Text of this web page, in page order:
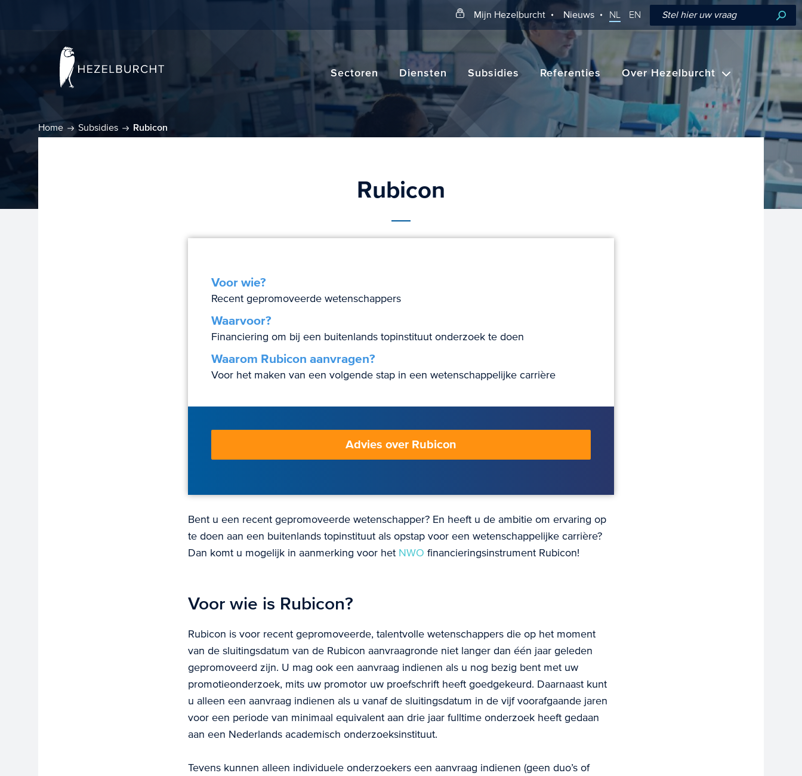
Mijn Hezelburcht Nieuws NL EN
Zoeken
Sectoren Diensten Subsidies Referenties Over Hezelburcht
Home Subsidies Rubicon
Rubicon
Voor wie?
Recent gepromoveerde wetenschappers
Waarvoor?
Financiering om bij een buitenlands topinstituut onderzoek te doen
Waarom Rubicon aanvragen?
Voor het maken van een volgende stap in een wetenschappelijke carrière
Advies over Rubicon
Bent u een recent gepromoveerde wetenschapper? En heeft u de ambitie om ervaring op
te doen aan een buitenlands topinstituut als opstap voor een wetenschappelijke carrière?
Dan komt u mogelijk in aanmerking voor het NWO financieringsinstrument Rubicon!
Voor wie is Rubicon?
Rubicon is voor recent gepromoveerde, talentvolle wetenschappers die op het moment
van de sluitingsdatum van de Rubicon aanvraagronde niet langer dan één jaar geleden
gepromoveerd zijn. U mag ook een aanvraag indienen als u nog bezig bent met uw
promotieonderzoek, mits uw promotor uw proefschrift heeft goedgekeurd. Daarnaast kunt
u alleen een aanvraag indienen als u vanaf de sluitingsdatum in de vijf voorafgaande jaren
voor een periode van minimaal equivalent aan drie jaar fulltime onderzoek heeft gedaan
aan een Nederlands academisch onderzoeksinstituut.
Tevens kunnen alleen individuele onderzoekers een aanvraag indienen (geen duo’s of